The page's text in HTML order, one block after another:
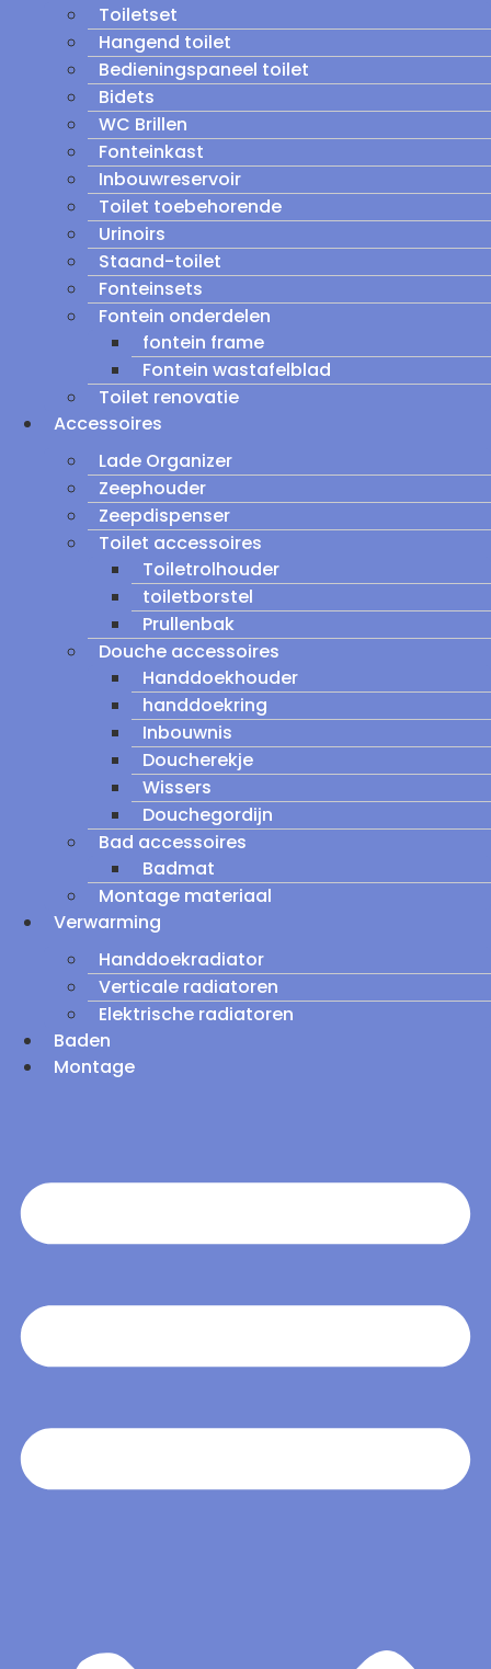
Toiletset
Hangend toilet
Bedieningspaneel toilet
Bidets
WC Brillen
Fonteinkast
Inbouwreservoir
Toilet toebehorende
Urinoirs
Staand-toilet
Fonteinsets
Fontein onderdelen
fontein frame
Fontein wastafelblad
Toilet renovatie
Accessoires
Lade Organizer
Zeephouder
Zeepdispenser
Toilet accessoires
Toiletrolhouder
toiletborstel
Prullenbak
Douche accessoires
Handdoekhouder
handdoekring
Inbouwnis
Doucherekje
Wissers
Douchegordijn
Bad accessoires
Badmat
Montage materiaal
Verwarming
Handdoekradiator
Verticale radiatoren
Elektrische radiatoren
Baden
Montage